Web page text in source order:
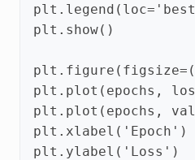
plt . legend ( loc=
plt . show()
plt . figure ( figsize= (
plt . plot ( epochs ,
plt . plot ( epochs ,
plt . xlabel ( 'Epoch' )
plt . ylabel ( 'Loss' )